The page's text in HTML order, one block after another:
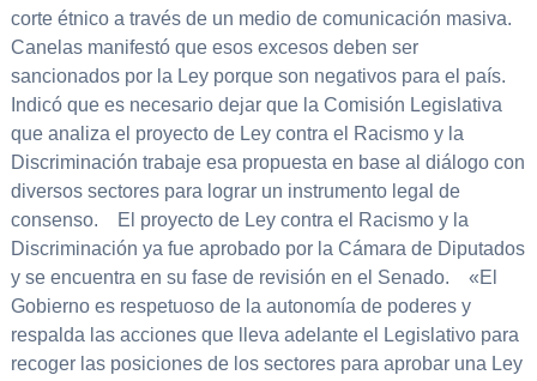
corte étnico a través de un medio de comunicación masiva.
Canelas manifestó que esos excesos deben ser
sancionados por la Ley porque son negativos para el país.
Indicó que es necesario dejar que la Comisión Legislativa
que analiza el proyecto de Ley contra el Racismo y la
Discriminación trabaje esa propuesta en base al diálogo con
diversos sectores para lograr un instrumento legal de
consenso. El proyecto de Ley contra el Racismo y la
Discriminación ya fue aprobado por la Cámara de Diputados
y se encuentra en su fase de revisión en el Senado. «El
Gobierno es respetuoso de la autonomía de poderes y
respalda las acciones que lleva adelante el Legislativo para
recoger las posiciones de los sectores para aprobar una Ley